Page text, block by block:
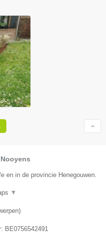
en in de provincie Henegouwen.
▼
)
BE0756542491